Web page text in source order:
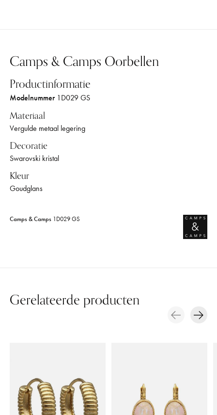
Camps & Camps Oorbellen
Productinformatie
Modelnummer1D029 GS
Materiaal
Vergulde metaal legering
Decoratie
Swarovski kristal
Kleur
Goudglans
Camps & Camps 1D029 GS
Gerelateerde producten